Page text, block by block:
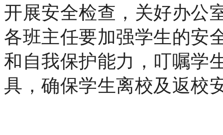
开展安全检查，关好办公
各班主任要加强学生的安
和自我保护能力，叮嘱学
具，确保学生离校及返校